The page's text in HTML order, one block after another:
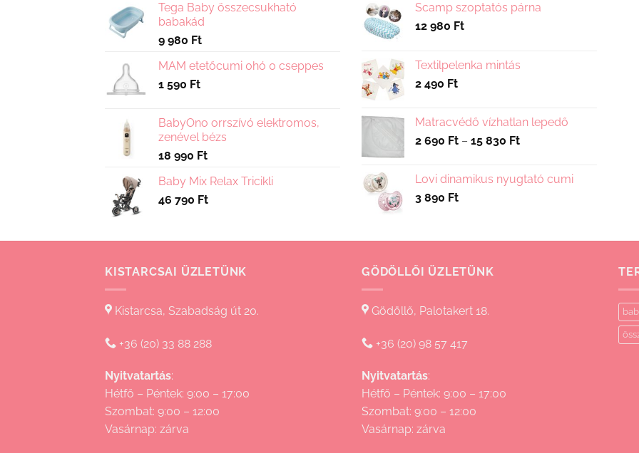
változatok
a
választhatók
ki
Tega Baby összecsukható
babakád
9 980 Ft
MAM etetőcumi 0hó 0 cseppes
1 590 Ft
BabyOno orrszívó elektromos,
zenével bézs
18 990 Ft
Baby Mix Relax Tricikli
46 790 Ft
Scamp szoptatós párna
12 980 Ft
Textilpelenka mintás
2 490 Ft
Matracvédő vízhatlan lepedő
2 690 Ft – 15 830 FtÁrtartomány:
-
Lovi dinamikus nyugtató cumi
3 890 Ft
KISTARCSAI ÜZLETÜNK
Kistarcsa, Szabadság út 20.
+36 (20) 33 88 288
Nyitvatartás:
Hétfő – Péntek: 9:00 – 17:00
Szombat: 9:00 – 12:00
Vasárnap: zárva
GÖDÖLLŐI ÜZLETÜNK
Gödöllő, Palotakert 18.
+36 (20) 98 57 417
Nyitvatartás:
Hétfő – Péntek: 9:00 – 17:00
Szombat: 9:00 – 12:00
Vasárnap: zárva